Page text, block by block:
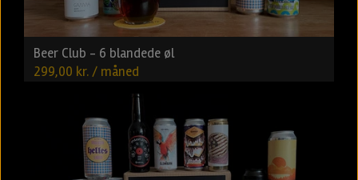
Beer Club - 6 blandede øl
299,00 kr. / måned